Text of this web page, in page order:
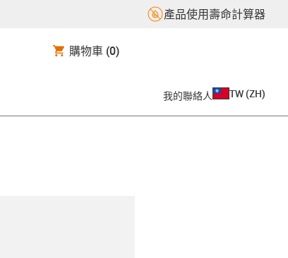
產品使用壽命計算器
購物車 (0)
我的聯絡人 TW (ZH)